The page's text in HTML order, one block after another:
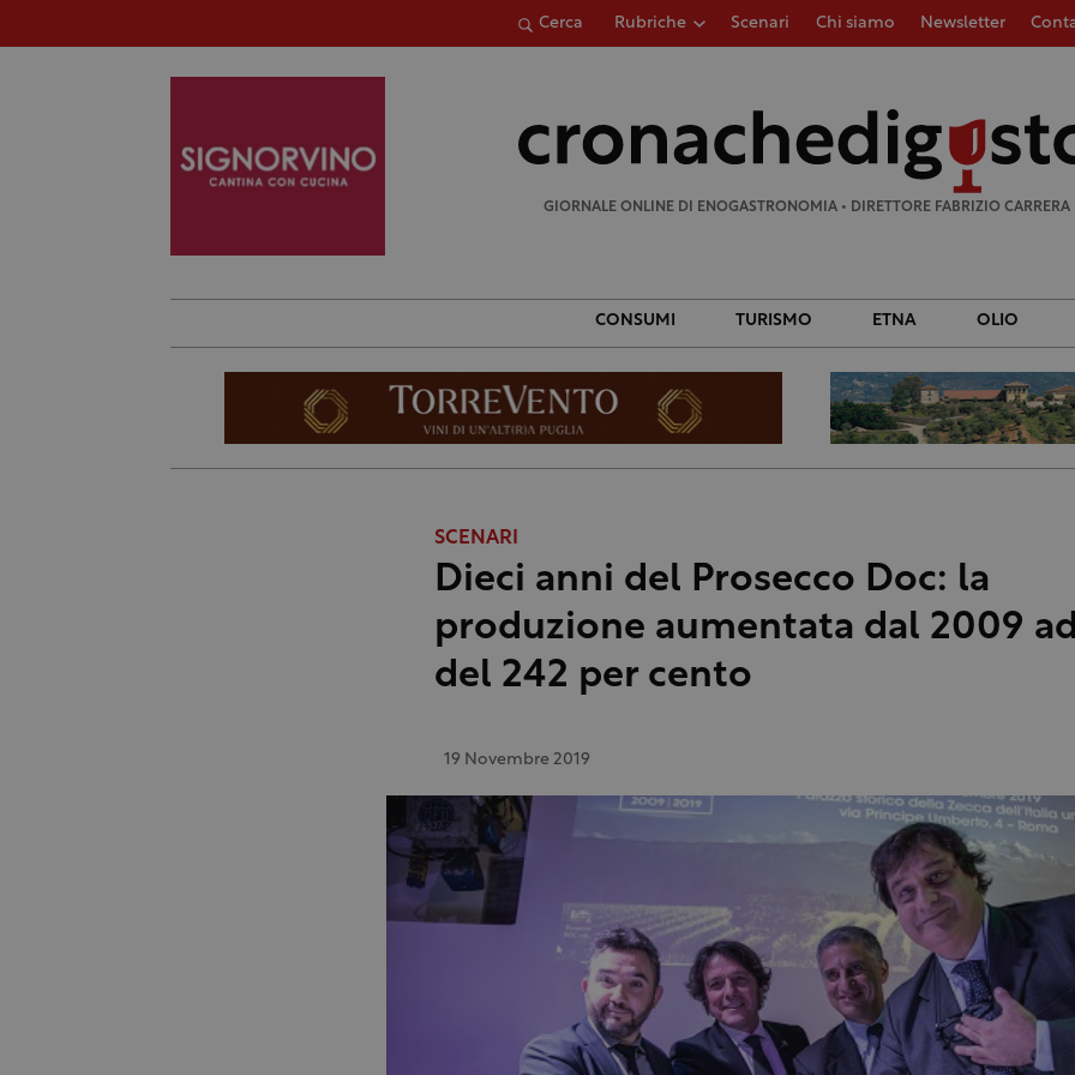
Cerca Rubriche Scenari Chi siamo Newsletter
GIORNALE ONLINE DI ENOGASTRONOMIA • DIRETTORE FABRIZIO CARRERA
CONSUMI TURISMO ETNA OLIO
SCENARI
Dieci anni del Prosecco Doc: la
produzione aumentata dal 2009
del 242 per cento
19 Novembre 2019